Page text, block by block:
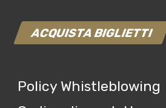
ACQUISTA BIGLIETTI
Policy Whistleblowing